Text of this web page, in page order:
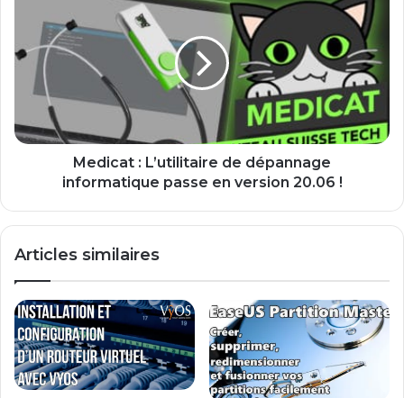
L’utilitaire
de
dépannage
informatique
en
version
Medicat : L’utilitaire de dépannage
informatique passe en version 20.06 !
Articles similaires